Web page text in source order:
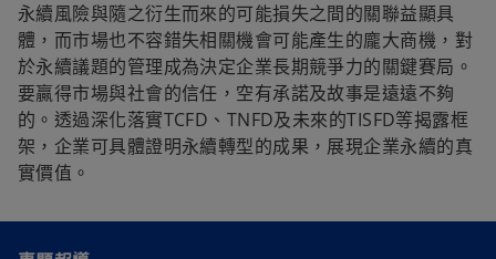
永續風險與隨之衍生而來的可能損失之間的關聯益顯具
體，而市場也不容錯失相關機會可能產生的龐大商機，對
於永續議題的管理成為決定企業長期競爭力的關鍵賽局。
要贏得市場與社會的信任，空有承諾及故事是遠遠不夠
的。透過深化落實TCFD、TNFD及未來的TISFD等揭露框
架，企業可具體證明永續轉型的成果，展現企業永續的真
實價值。